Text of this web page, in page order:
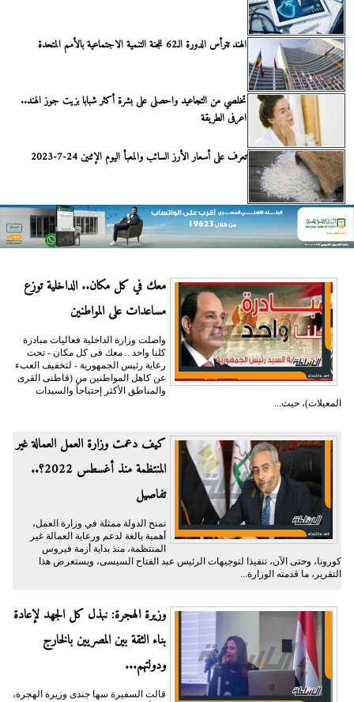
الهند تترأس الدورة الـ62 للجنة التنمية الاجتماعية بالأمم المتحدة
تخلصي من التجاعيد واحصلى على بشرة أكثر شبابا بزيت جوز الهند..
اعرفى الطريقة
تعرف على أسعار الأرز السائب والمعبأ اليوم الإثنين 24-7-2023
معك في كل مكان.. الداخلية توزع
مساعدات على المواطنين
واصلت وزارة الداخلية فعاليات مبادرة
كلنا واحد .. معك فى كل مكان - تحت
رعاية رئيس الجمهورية - لتخفيف العبء
عن كاهل المواطنين من (قاطنى القرى
والمناطق الأكثر إحتياجاً والسيدات
المعيلات)، حيث...
كيف دعمت وزارة العمل العمالة غير
المنتظمة منذ أغسطس 2022؟..
تفاصيل
تمنح الدولة ممثلة في وزارة العمل،
أهمية بالغة لدعم ورعاية العمالة غير
المنتظمة، منذ بداية أزمة فيروس
كورونا، وحتى الآن، تنفيذا لتوجيهات الرئيس عبد الفتاح السيسى، ويستعرض هذا
التقرير، ما قدمته الوزارة...
وزيرة الهجرة: نبذل كل الجهد لإعادة
بناء الثقة بين المصريين بالخارج
ودولتهم...
قالت السفيرة سها جندى وزيرة الهجرة،